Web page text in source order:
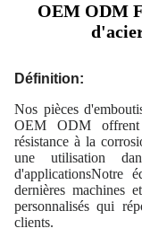
OEM ODM
Définition:
Nos pièces
OEM ODM offrent
résistance à la
une utilisation
d'applicationsNotre
dernières machines
personnalisés qui
clients.